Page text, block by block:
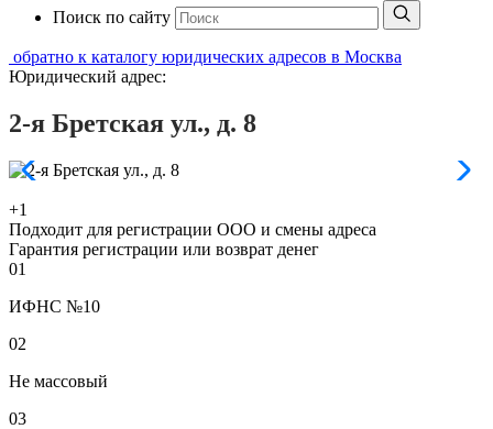
Поиск по сайту
обратно к каталогу юридических адресов в Москва
Юридический адрес:
2-я Бретская ул., д. 8
+1
Подходит для регистрации ООО и смены адреса
Гарантия регистрации или возврат денег
01
ИФНС №10
02
Не массовый
03